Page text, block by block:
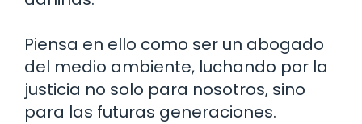
Piensa en ello como ser un abogado
del medio ambiente, luchando por la
justicia no solo para nosotros, sino
para las futuras generaciones.